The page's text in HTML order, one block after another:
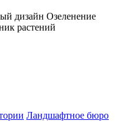
дизайн Озеленение
растений
Ландшафтное бюро